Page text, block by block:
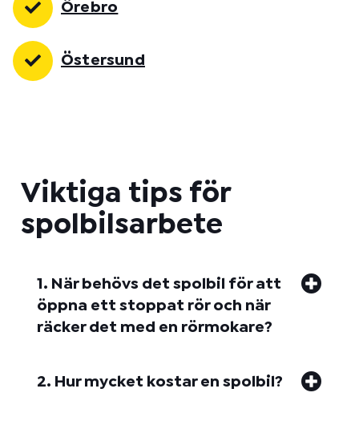
Örebro
Östersund
Viktiga tips för
spolbilsarbete
1. När behövs det spolbil för att
öppna ett stoppat rör och när
räcker det med en rörmokare?
2. Hur mycket kostar en spolbil?